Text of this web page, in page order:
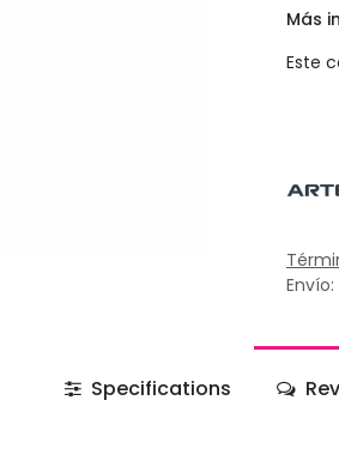
Más
Este
Specifications